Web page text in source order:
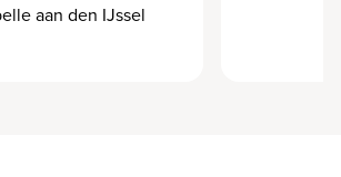
aan den IJssel